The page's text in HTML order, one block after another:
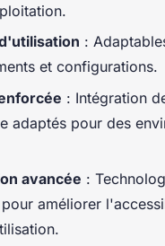
:
et configurations.
: Intégration
adaptés pour des
avancée :
améliorer